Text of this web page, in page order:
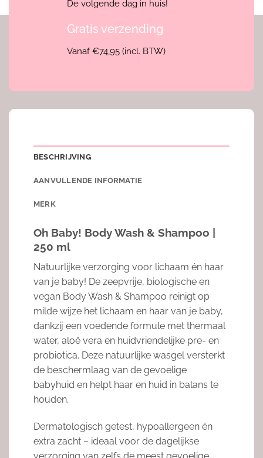
De volgende dag in huis!
Gratis verzending
Vanaf €74,95 (incl. BTW)
BESCHRIJVING
AANVULLENDE INFORMATIE
MERK
Oh Baby! Body Wash & Shampoo |
250 ml
Natuurlijke verzorging voor lichaam én haar
van je baby! De zeepvrije, biologische en
vegan Body Wash & Shampoo reinigt op
milde wijze het lichaam en haar van je baby,
dankzij een voedende formule met thermaal
water, aloë vera en huidvriendelijke pre- en
probiotica. Deze natuurlijke wasgel versterkt
de beschermlaag van de gevoelige
babyhuid en helpt haar en huid in balans te
houden.
Dermatologisch getest, hypoallergeen én
extra zacht – ideaal voor de dagelijkse
verzorging van zelfs de meest gevoelige